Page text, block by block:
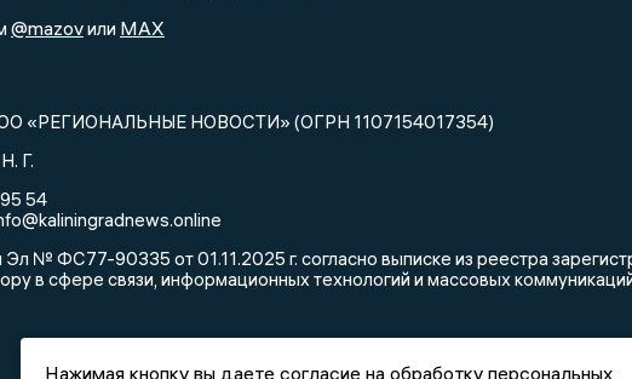
@mazovили MAX
«РЕГИОНАЛЬНЫЕ НОВОСТИ» (ОГРН 1107154017354)
Г.
54
№ ФС77-90335 от 01.11.2025 г. согласно выписке из реестра
в сфере связи, информационных технологий и массовых
Нажимая кнопку вы даете согласие на обработку персональных